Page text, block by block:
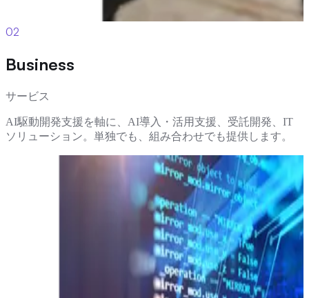
02
Business
サービス
AI駆動開発支援を軸に、AI導入・活用支援、受託開発、IT
ソリューション。単独でも、組み合わせでも提供します。